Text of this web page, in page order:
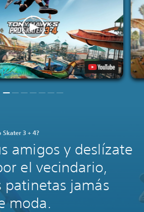
Skater 3 + 4?
amigos y deslízate
el vecindario,
patinetas jamás
moda.